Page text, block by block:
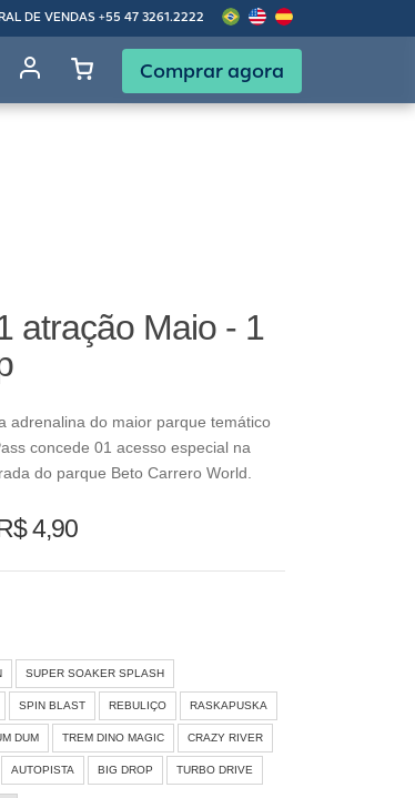
DE VENDAS +55 47 3261.2222
Comprar agora
atração Maio - 1
adrenalina do maior parque temático
concede 01 acesso especial na
do parque Beto Carrero World.
4,90
2026 »
Q Q S S
1
SUPER SOAKER SPLASH
SPIN BLAST REBULIÇO RASKAPUSKA
DUM TREM DINO MAGIC CRAZY RIVER
AUTOPISTA BIG DROP TURBO DRIVE